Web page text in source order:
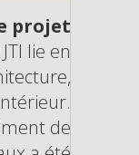
projet
lie en
de